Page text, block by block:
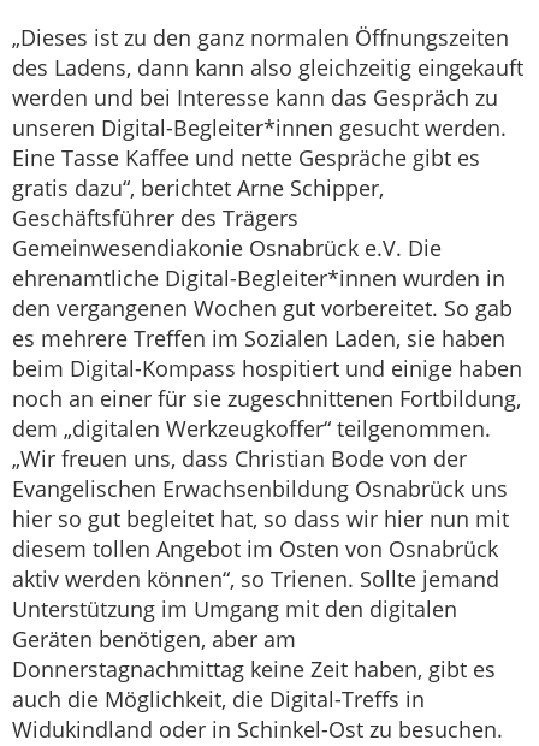
„Dieses ist zu den ganz normalen Öffnungszeiten
des Ladens, dann kann also gleichzeitig eingekauft
werden und bei Interesse kann das Gespräch zu
unseren Digital-Begleiter*innen gesucht werden.
Eine Tasse Kaffee und nette Gespräche gibt es
gratis dazu“, berichtet Arne Schipper,
Geschäftsführer des Trägers
Gemeinwesendiakonie Osnabrück e.V. Die
ehrenamtliche Digital-Begleiter*innen wurden in
den vergangenen Wochen gut vorbereitet. So gab
es mehrere Treffen im Sozialen Laden, sie haben
beim Digital-Kompass hospitiert und einige haben
noch an einer für sie zugeschnittenen Fortbildung,
dem „digitalen Werkzeugkoffer“ teilgenommen.
„Wir freuen uns, dass Christian Bode von der
Evangelischen Erwachsenbildung Osnabrück uns
hier so gut begleitet hat, so dass wir hier nun mit
diesem tollen Angebot im Osten von Osnabrück
aktiv werden können“, so Trienen. Sollte jemand
Unterstützung im Umgang mit den digitalen
Geräten benötigen, aber am
Donnerstagnachmittag keine Zeit haben, gibt es
auch die Möglichkeit, die Digital-Treffs in
Widukindland oder in Schinkel-Ost zu besuchen.